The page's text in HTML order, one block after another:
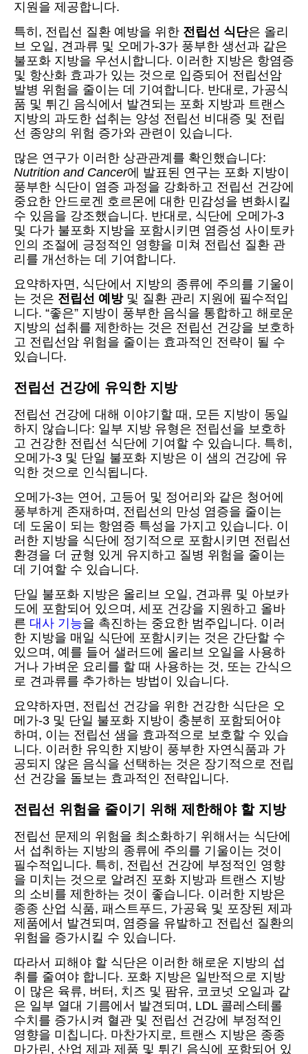
지원을 제공합니다.
특히, 전립선 질환 예방을 위한 전립선 식단은 올리
브 오일, 견과류 및 오메가-3가 풍부한 생선과 같은
불포화 지방을 우선시합니다. 이러한 지방은 항염증
및 항산화 효과가 있는 것으로 입증되어 전립선암
발병 위험을 줄이는 데 기여합니다. 반대로, 가공식
품 및 튀긴 음식에서 발견되는 포화 지방과 트랜스
지방의 과도한 섭취는 양성 전립선 비대증 및 전립
선 종양의 위험 증가와 관련이 있습니다.
많은 연구가 이러한 상관관계를 확인했습니다:
Nutrition and Cancer에 발표된 연구는 포화 지방이
풍부한 식단이 염증 과정을 강화하고 전립선 건강에
중요한 안드로겐 호르몬에 대한 민감성을 변화시킬
수 있음을 강조했습니다. 반대로, 식단에 오메가-3
및 다가 불포화 지방을 포함시키면 염증성 사이토카
인의 조절에 긍정적인 영향을 미쳐 전립선 질환 관
리를 개선하는 데 기여합니다.
요약하자면, 식단에서 지방의 종류에 주의를 기울이
는 것은 전립선 예방및 질환 관리 지원에 필수적입
니다. “좋은” 지방이 풍부한 음식을 통합하고 해로운
지방의 섭취를 제한하는 것은 전립선 건강을 보호하
고 전립선암 위험을 줄이는 효과적인 전략이 될 수
있습니다.
전립선 건강에 유익한 지방
전립선 건강에 대해 이야기할 때, 모든 지방이 동일
하지 않습니다: 일부 지방 유형은 전립선을 보호하
고 건강한 전립선 식단에 기여할 수 있습니다. 특히,
오메가-3 및 단일 불포화 지방은 이 샘의 건강에 유
익한 것으로 인식됩니다.
오메가-3는 연어, 고등어 및 정어리와 같은 청어에
풍부하게 존재하며, 전립선의 만성 염증을 줄이는
데 도움이 되는 항염증 특성을 가지고 있습니다. 이
러한 지방을 식단에 정기적으로 포함시키면 전립선
환경을 더 균형 있게 유지하고 질병 위험을 줄이는
데 기여할 수 있습니다.
단일 불포화 지방은 올리브 오일, 견과류 및 아보카
도에 포함되어 있으며, 세포 건강을 지원하고 올바
른 대사 기능을 촉진하는 중요한 범주입니다. 이러
한 지방을 매일 식단에 포함시키는 것은 간단할 수
있으며, 예를 들어 샐러드에 올리브 오일을 사용하
거나 가벼운 요리를 할 때 사용하는 것, 또는 간식으
로 견과류를 추가하는 방법이 있습니다.
요약하자면, 전립선 건강을 위한 건강한 식단은 오
메가-3 및 단일 불포화 지방이 충분히 포함되어야
하며, 이는 전립선 샘을 효과적으로 보호할 수 있습
니다. 이러한 유익한 지방이 풍부한 자연식품과 가
공되지 않은 음식을 선택하는 것은 장기적으로 전립
선 건강을 돌보는 효과적인 전략입니다.
전립선 위험을 줄이기 위해 제한해야 할 지방
전립선 문제의 위험을 최소화하기 위해서는 식단에
서 섭취하는 지방의 종류에 주의를 기울이는 것이
필수적입니다. 특히, 전립선 건강에 부정적인 영향
을 미치는 것으로 알려진 포화 지방과 트랜스 지방
의 소비를 제한하는 것이 좋습니다. 이러한 지방은
종종 산업 식품, 패스트푸드, 가공육 및 포장된 제과
제품에서 발견되며, 염증을 유발하고 전립선 질환의
위험을 증가시킬 수 있습니다.
따라서 피해야 할 식단은 이러한 해로운 지방의 섭
취를 줄여야 합니다. 포화 지방은 일반적으로 지방
이 많은 육류, 버터, 치즈 및 팜유, 코코넛 오일과 같
은 일부 열대 기름에서 발견되며, LDL 콜레스테롤
수치를 증가시켜 혈관 및 전립선 건강에 부정적인
영향을 미칩니다. 마찬가지로, 트랜스 지방은 종종
마가린, 산업 제과 제품 및 튀긴 음식에 포함되어 있